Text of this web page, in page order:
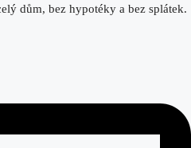
dům, bez hypotéky a bez splátek.